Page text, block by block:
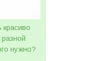
красиво
нужно?